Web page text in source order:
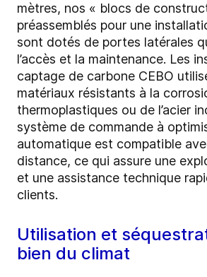
mètres, nos « blocs de
préassemblés pour une
sont dotés de portes latérales
l’accès et la maintenance. Les
captage de carbone CEBO
matériaux résistants à la
thermoplastiques ou de l’acier
système de commande à
automatique est compatible
distance, ce qui assure une
et une assistance technique
clients.
Utilisation et
bien du climat